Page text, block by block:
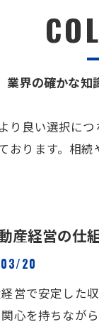
業界の確かな知
良い選択に
ります。相
産経営の仕
20
営で安定した
心を持ちなが